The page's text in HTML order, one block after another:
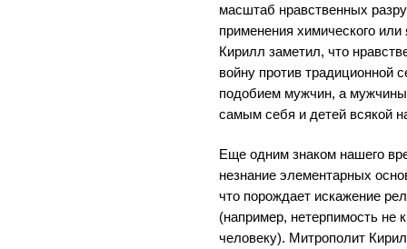
масштаб нравственных
применения химического
Кирилл заметил, что
войну против традиционной
подобием мужчин, а
самым себя и детей всякой
Еще одним знаком нашего
незнание элементарных
что порождает искажение
(например, нетерпимость не
человеку). Митрополит